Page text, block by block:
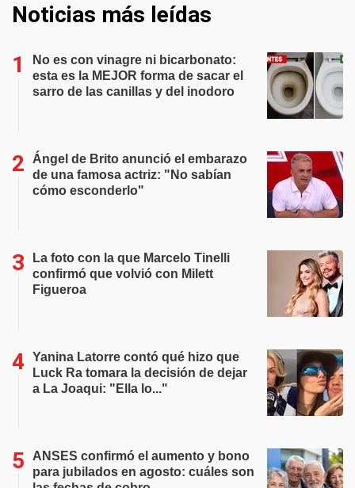
Noticias más leídas
No es con vinagre ni bicarbonato:
esta es la MEJOR forma de sacar el
sarro de las canillas y del inodoro
Ángel de Brito anunció el embarazo
de una famosa actriz: "No sabían
cómo esconderlo"
La foto con la que Marcelo Tinelli
confirmó que volvió con Milett
Figueroa
Yanina Latorre contó qué hizo que
Luck Ra tomara la decisión de dejar
a La Joaqui: "Ella lo..."
ANSES confirmó el aumento y bono
para jubilados en agosto: cuáles son